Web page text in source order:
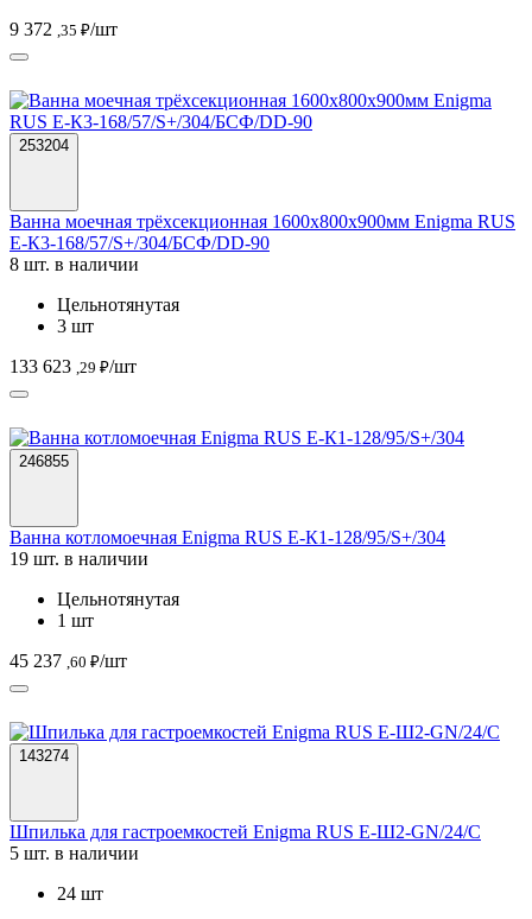
9 372 ,35 ₽/шт
253204
Ванна моечная трёхсекционная 1600х800х900мм Enigma RUS
Е-К3-168/57/S+/304/БСФ/DD-90
8 шт. в наличии
Цельнотянутая
3 шт
133 623 ,29 ₽/шт
246855
Ванна котломоечная Enigma RUS Е-К1-128/95/S+/304
19 шт. в наличии
Цельнотянутая
1 шт
45 237 ,60 ₽/шт
143274
Шпилька для гастроемкостей Enigma RUS Е-Ш2-GN/24/С
5 шт. в наличии
24 шт